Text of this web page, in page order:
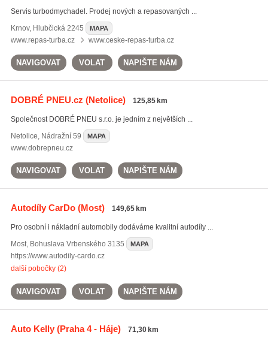
Servis turbodmychadel. Prodej nových a repasovaných ...
Krnov, Hlubčická 2245 MAPA
www.repas-turba.cz www.ceske-repas-turba.cz
NAVIGOVAT VOLAT NAPIŠTE NÁM
DOBRÉ PNEU.cz (Netolice) 125,85 km
Společnost DOBRÉ PNEU s.r.o. je jedním z největších ...
Netolice, Nádražní 59 MAPA
www.dobrepneu.cz
NAVIGOVAT VOLAT NAPIŠTE NÁM
Autodíly CarDo(Most) 149,65 km
Pro osobní i nákladní automobily dodáváme kvalitní autodíly ...
Most, Bohuslava Vrbenského 3135 MAPA
https://www.autodily-cardo.cz
další pobočky (2)
NAVIGOVAT VOLAT NAPIŠTE NÁM
Auto Kelly(Praha 4 - Háje) 71,30 km